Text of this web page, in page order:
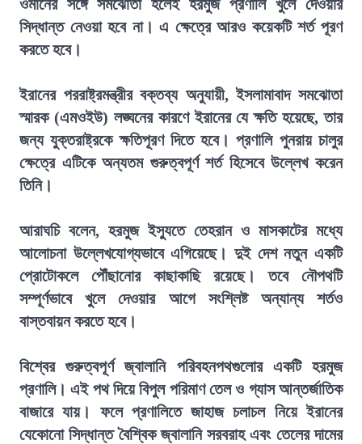
ওমানের সঙ্গে সমঝোতা হলেই হরমুজ প্রণালি খুলে দেওয়ার
সিদ্ধান্ত নেওয়া হবে না। এ ক্ষেত্রে আরও কয়েকটি শর্ত পূরণ
করতে হবে।
ইরানের পররাষ্ট্রমন্ত্রীর বক্তব্য অনুযায়ী, ইসলামাবাদ সমঝোতা
স্মারক (এমওইউ) লঙ্ঘনের কারণে ইরানের যে ক্ষতি হয়েছে, তার
জন্য যুক্তরাষ্ট্রকে ক্ষতিপূরণ দিতে হবে। প্রণালি পুনরায় চালুর
ক্ষেত্রে এটিকে অন্যতম গুরুত্বপূর্ণ শর্ত হিসেবে উল্লেখ করেন
তিনি।
আরাঘচি বলেন, হরমুজ ইস্যুতে তেহরান ও মাসকাটের মধ্যে
আলোচনা উল্লেখযোগ্যভাবে এগিয়েছে। দুই দেশ নতুন একটি
প্রোটোকলে পৌঁছানোর কাছাকাছি রয়েছে। তবে নৌপথটি
সম্পূর্ণভাবে খুলে দেওয়ার আগে সংশ্লিষ্ট অন্যান্য শর্তও
বাস্তবায়ন করতে হবে।
বিশ্বের গুরুত্বপূর্ণ জ্বালানি পরিবহনপথগুলোর একটি হরমুজ
প্রণালি। এই পথ দিয়ে বিপুল পরিমাণ তেল ও গ্যাস আন্তর্জাতিক
বাজারে যায়। ফলে প্রণালিতে জাহাজ চলাচল নিয়ে ইরানের
যেকোনো সিদ্ধান্ত বৈশ্বিক জ্বালানি সরবরাহ এবং তেলের দামের